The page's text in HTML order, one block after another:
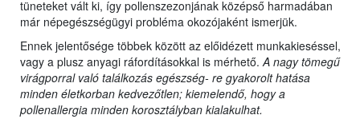
tüneteket vált ki, így pollenszezonjának középső harmadában
már népegészségügyi probléma okozójaként ismerjük.
Ennek jelentősége többek között az előidézett munkakieséssel,
vagy a plusz anyagi ráfordításokkal is mérhető.A nagy tömegű
virágporral való találkozás egészség- re gyakorolt hatása
minden életkorban kedvezőtlen; kiemelendő, hogy a
pollenallergia minden korosztályban kialakulhat.